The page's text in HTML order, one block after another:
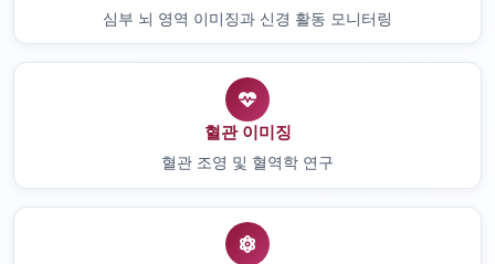
심부 뇌 영역 이미징과 신경 활동 모니터링
혈관 이미징
혈관 조영 및 혈역학 연구